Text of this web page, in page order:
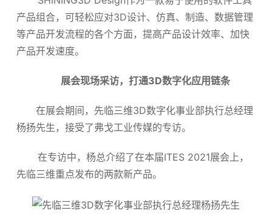
产品组合，可轻松应对3D设计、仿真、制造、数据管理
等产品开发流程的各个方面，提高产品设计效率、加快
产品开发速度。
展会现场采访，打通3D数字化应用链条
在展会期间，先临三维3D数字化事业部执行总经理
杨扬先生，接受了弗戈工业传媒的专访。
在专访中，杨总介绍了在本届ITES 2021展会上，
先临三维重点发布的两款新产品。